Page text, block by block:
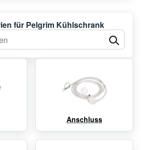
für Pelgrim Kühlschrank
Anschluss